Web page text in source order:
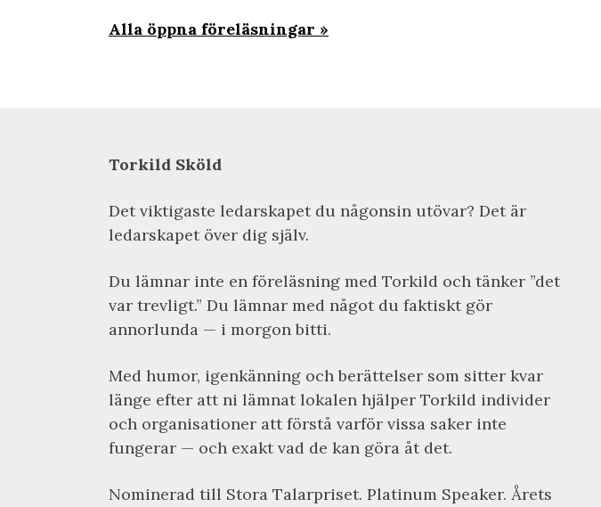
Alla öppna föreläsningar
Torkild Sköld
Det viktigaste ledarskapet du någonsin utövar? Det är
ledarskapet över dig själv.
Du lämnar inte en föreläsning med Torkild och tänker ”det
var trevligt.” Du lämnar med något du faktiskt gör
annorlunda — i morgon bitti.
Med humor, igenkänning och berättelser som sitter kvar
länge efter att ni lämnat lokalen hjälper Torkild individer
och organisationer att förstå varför vissa saker inte
fungerar — och exakt vad de kan göra åt det.
Nominerad till Stora Talarpriset. Platinum Speaker. Årets